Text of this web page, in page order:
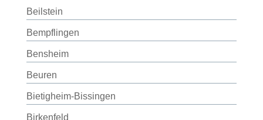
Beilstein
Bempflingen
Bensheim
Beuren
Bietigheim-Bissingen
Birkenfeld